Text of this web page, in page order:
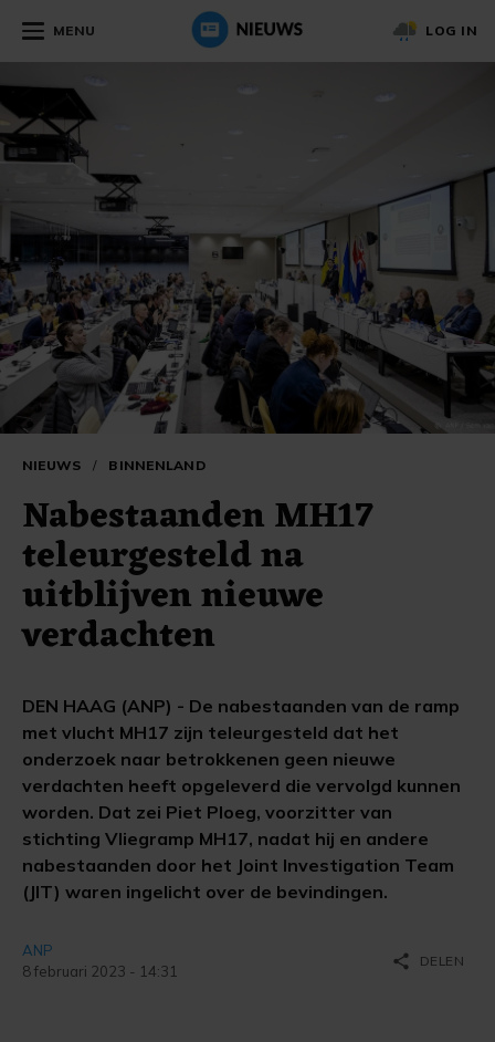
MENU LOG IN
NIEUWS / BINNENLAND
Nabestaanden MH17
teleurgesteld na
uitblijven nieuwe
verdachten
DEN HAAG (ANP) - De nabestaanden van de ramp
met vlucht MH17 zijn teleurgesteld dat het
onderzoek naar betrokkenen geen nieuwe
verdachten heeft opgeleverd die vervolgd kunnen
worden. Dat zei Piet Ploeg, voorzitter van
stichting Vliegramp MH17, nadat hij en andere
nabestaanden door het Joint Investigation Team
(JIT) waren ingelicht over de bevindingen.
ANP
8 februari 2023 - 14:31
share DELEN